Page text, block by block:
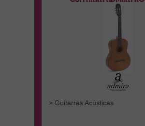
> Guitarras Acústicas